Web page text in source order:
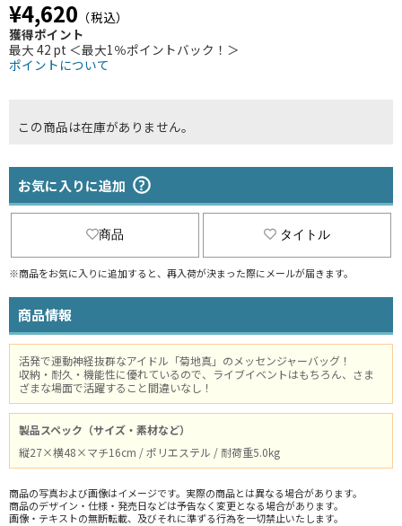
¥4,620 （税込）
獲得ポイント
最大 42 pt ＜最大1％ポイントバック！＞
ポイントについて
この商品は在庫がありません。
お気に入りに追加
商品 タイトル
※商品をお気に入りに追加すると、再入荷が決まった際にメールが届きます。
商品情報
活発で運動神経抜群なアイドル「菊地真」のメッセンジャーバッグ！
収納・耐久・機能性に優れているので、ライブイベントはもちろん、さま
ざまな場面で活躍すること間違いなし！
製品スペック（サイズ・素材など）
縦27×横48×マチ16cm / ポリエステル / 耐荷重5.0kg
商品の写真および画像はイメージです。実際の商品とは異なる場合があります。
商品のデザイン・仕様・発売日などは予告なく変更となる場合があります。
画像・テキストの無断転載、及びそれに準ずる行為を一切禁止いたします。